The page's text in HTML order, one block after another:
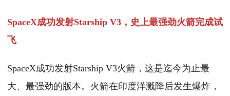
SpaceX成功发射Starship V3，史上最强劲火箭完成试
飞
SpaceX成功发射Starship V3火箭，这是迄今为止最
大、最强劲的版本。火箭在印度洋溅降后发生爆炸，